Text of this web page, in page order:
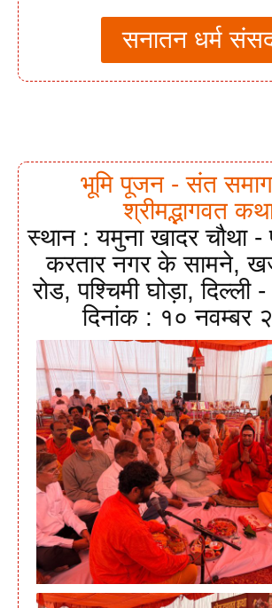
सनातन धर्म
भूमि पूजन - संत
श्रीमद्भागवत
स्थान : यमुना खादर चौथा -
करतार नगर के सामने,
रोड, पश्चिमी घोड़ा,
दिनांक : १० नवम्बर